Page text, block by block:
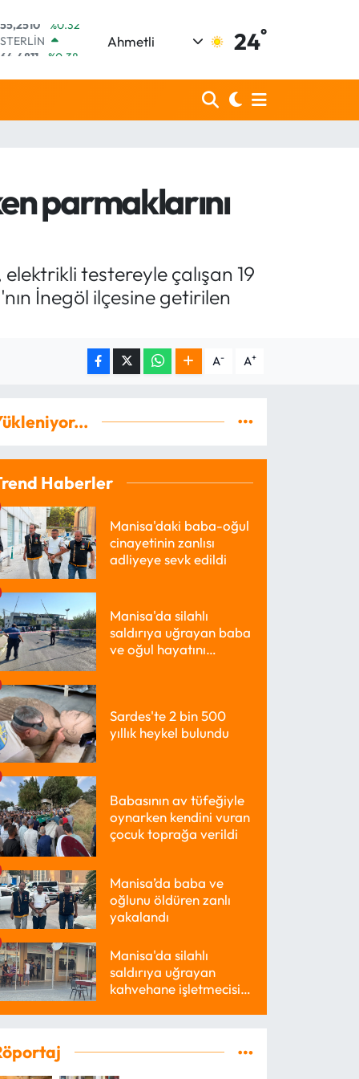
STERLİN
64,4811
6660.55
%0.03
55,2510
%0.32
Ahmetli 24°
parmaklarını
testereyle çalışan 19
İnegöl ilçesine getirilen
A- A+
Haberler
Manisa'daki baba-oğul
cinayetinin zanlısı
adliyeye sevk edildi
Manisa'da silahlı
saldırıya uğrayan baba
ve oğul hayatını
Sardes'te 2 bin 500
yıllık heykel bulundu
Babasının av tüfeğiyle
oynarken kendini vuran
çocuk toprağa verildi
Manisa’da baba ve
oğlunu öldüren zanlı
yakalandı
Manisa'da silahlı
saldırıya uğrayan
kahvehane işletmecisi